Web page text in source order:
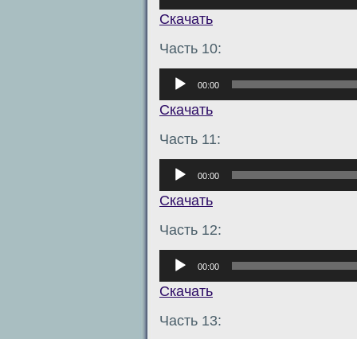
Скачать
Часть 10:
Аудиоплеер
00:00
Скачать
Часть 11:
Аудиоплеер
00:00
Скачать
Часть 12:
Аудиоплеер
00:00
Скачать
Часть 13: